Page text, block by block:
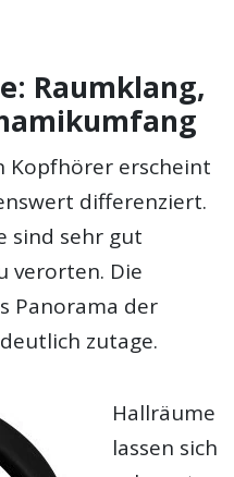
Raumklang,
Kopfhörer erscheint
differenziert.
sind sehr gut
verorten. Die
Panorama der
zutage.
Hallräume
lassen sich